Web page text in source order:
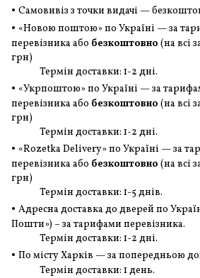
• Самовивіз з точки видачі —
• «Новою поштою» по Україні — за
перевізника або безкоштовно (на всі
грн)
Термін доставки: 1-2 дні.
• «Укрпоштою» по Україні — за
перевізника або безкоштовно (на всі
грн)
Термін доставки: 1-2 дні.
• «Rozetka Delivery» по Україні — за
перевізника або безкоштовно (на всі
грн)
Термін доставки: 1-5 днів.
• Адресна доставка до дверей по
Пошти») – за тарифами перевізника.
Термін доставки: 1-2 дні.
• По місту Харків — за попередньою
Термін доставки: 1 день.